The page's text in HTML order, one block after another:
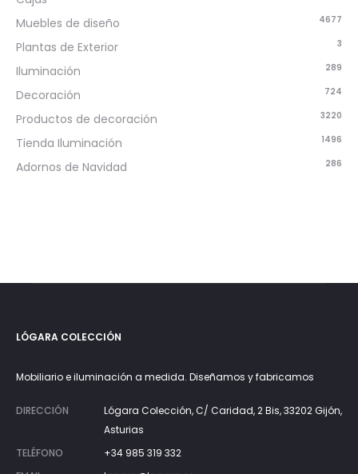
Muebles de diseño 4677
Plantas de Exterior 3
Iluminación 289
Decoración 724
Productos de decoración 3220
Tienda Iluminación 1496
Adornos de Navidad 286
LÓGARA COLECCIÓN
Mobiliario e iluminación a medida. Diseñamos y fabricamos
DIRECCIÓN
Lógara Colección, C/ Caridad, 2 Bis, 33202 Gijón,
Asturias
TELÉFONO
+34 985 319 332